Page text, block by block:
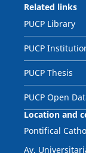
Related links
PUCP Library
PUCP
PUCP Thesis
PUCP Open
Location and
Pontifical
Av.